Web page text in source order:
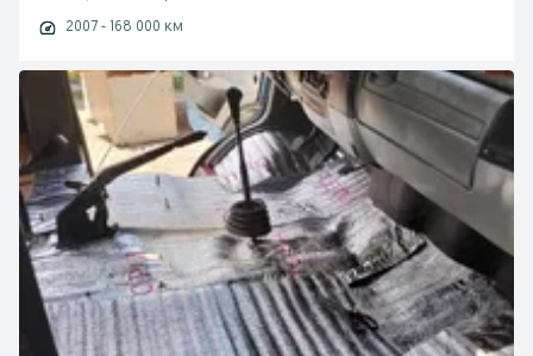
2007 - 168 000 км